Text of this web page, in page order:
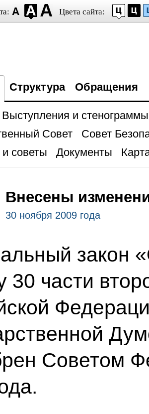
Цвета сайта:
Структура Обращения
Выступления и стенограммы
Совет
Совет
советы
Документы
Внесены
30 ноября 2009 года
закон
30 части
Советом